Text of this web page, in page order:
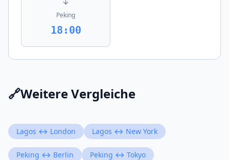
Peking
18:00
🔗Weitere Vergleiche
Lagos ↔ London Lagos ↔ New York
Peking ↔ Berlin Peking ↔ Tokyo